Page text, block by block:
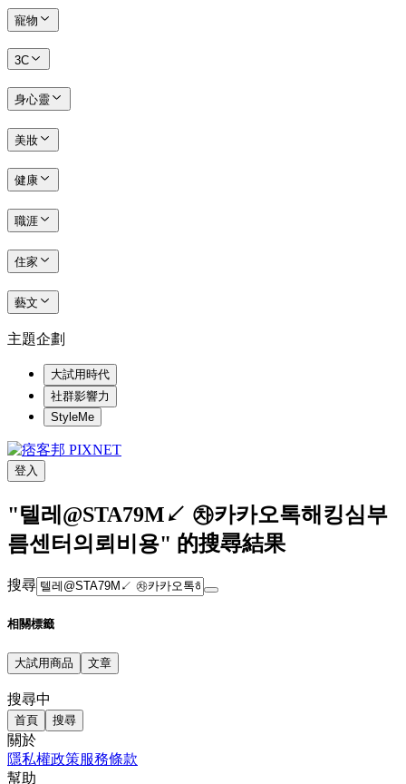
寵物
3C
身心靈
美妝
健康
職涯
住家
藝文
主題企劃
大試用時代
社群影響力
StyleMe
登入
"텔레@STA79M↙ ㉷카카오톡해킹심부
름센터의뢰비용" 的搜尋結果
搜尋
相關標籤
大試用商品 文章
搜尋中
首頁 搜尋
關於
隱私權政策服務條款
幫助